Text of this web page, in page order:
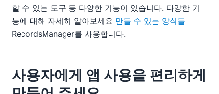
할 수 있는 도구 등 다양한 기능이 있습니다. 다양한 기
능에 대해 자세히 알아보세요 만들 수 있는 양식들
RecordsManager를 사용합니다.
사용자에게 앱 사용을 편리하게